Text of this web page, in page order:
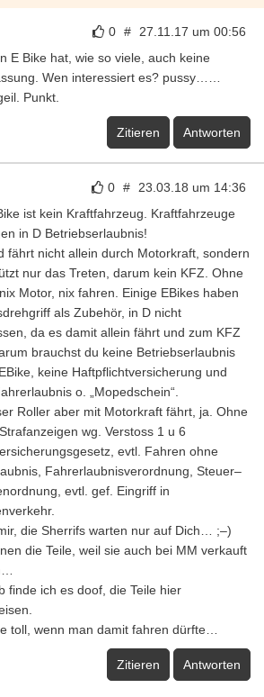
0 # 27.11.17 um 00:56
E Bike hat, wie so viele, auch keine
Wen interessiert es? pussy……
Punkt.
Zitieren Antworten
0 # 23.03.18 um 14:36
ist kein Kraftfahrzeug. Kraftfahrzeuge
in D Betriebserlaubnis!
fährt nicht allein durch Motorkraft, sondern
nur das Treten, darum kein KFZ. Ohne
Motor, nix fahren. Einige EBikes haben
als Zubehör, in D nicht
da es damit allein fährt und zum KFZ
brauchst du keine Betriebserlaubnis
keine Haftpflichtversicherung und
o. „Mopedschein“.
Roller aber mit Motorkraft fährt, ja. Ohne
wg. Verstoss 1 u 6
evtl. Fahren ohne
Fahrerlaubnisverordnung, Steuer–
evtl. gef. Eingriff in
die Sherrifs warten nur auf Dich… ;–)
die Teile, weil sie auch bei MM verkauft
finde ich es doof, die Teile hier
toll, wenn man damit fahren dürfte…
Zitieren Antworten